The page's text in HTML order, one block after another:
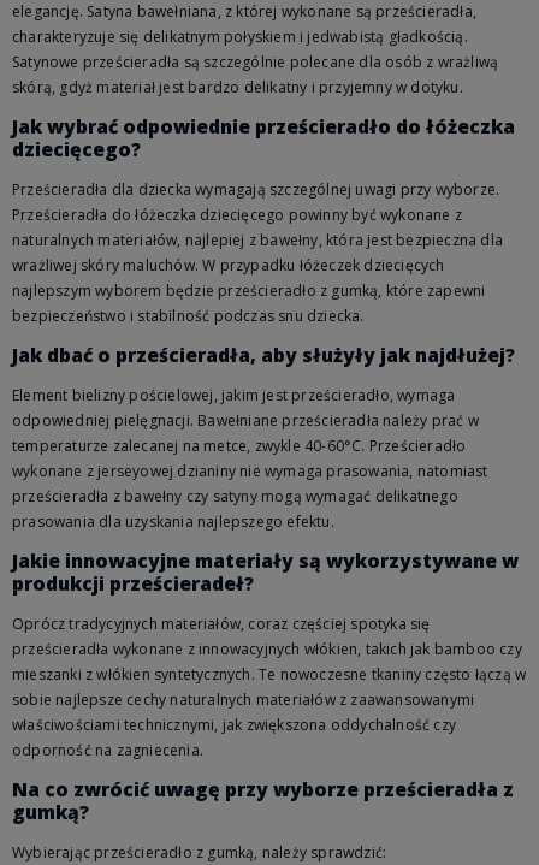
elegancję. Satyna bawełniana, z której wykonane są prześcieradła,
charakteryzuje się delikatnym połyskiem i jedwabistą gładkością.
Satynowe prześcieradła są szczególnie polecane dla osób z wrażliwą
skórą, gdyż materiał jest bardzo delikatny i przyjemny w dotyku.
Jak wybrać odpowiednie prześcieradło do łóżeczka
dziecięcego?
Prześcieradła dla dziecka wymagają szczególnej uwagi przy wyborze.
Prześcieradła do łóżeczka dziecięcego powinny być wykonane z
naturalnych materiałów, najlepiej z bawełny, która jest bezpieczna dla
wrażliwej skóry maluchów. W przypadku łóżeczek dziecięcych
najlepszym wyborem będzie prześcieradło z gumką, które zapewni
bezpieczeństwo i stabilność podczas snu dziecka.
Jak dbać o prześcieradła, aby służyły jak najdłużej?
Element bielizny pościelowej, jakim jest prześcieradło, wymaga
odpowiedniej pielęgnacji. Bawełniane prześcieradła należy prać w
temperaturze zalecanej na metce, zwykle 40-60°C. Prześcieradło
wykonane z jerseyowej dzianiny nie wymaga prasowania, natomiast
prześcieradła z bawełny czy satyny mogą wymagać delikatnego
prasowania dla uzyskania najlepszego efektu.
Jakie innowacyjne materiały są wykorzystywane w
produkcji prześcieradeł?
Oprócz tradycyjnych materiałów, coraz częściej spotyka się
prześcieradła wykonane z innowacyjnych włókien, takich jak bamboo czy
mieszanki z włókien syntetycznych. Te nowoczesne tkaniny często łączą w
sobie najlepsze cechy naturalnych materiałów z zaawansowanymi
właściwościami technicznymi, jak zwiększona oddychalność czy
odporność na zagniecenia.
Na co zwrócić uwagę przy wyborze prześcieradła z
gumką?
Wybierając prześcieradło z gumką, należy sprawdzić: